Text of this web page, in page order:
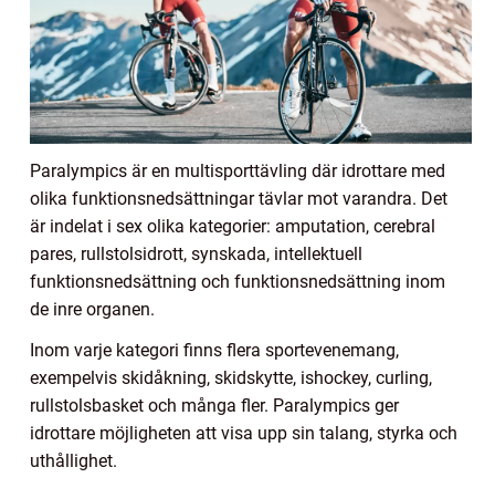
Paralympics är en multisporttävling där idrottare med
olika funktionsnedsättningar tävlar mot varandra. Det
är indelat i sex olika kategorier: amputation, cerebral
pares, rullstolsidrott, synskada, intellektuell
funktionsnedsättning och funktionsnedsättning inom
de inre organen.
Inom varje kategori finns flera sportevenemang,
exempelvis skidåkning, skidskytte, ishockey, curling,
rullstolsbasket och många fler. Paralympics ger
idrottare möjligheten att visa upp sin talang, styrka och
uthållighet.